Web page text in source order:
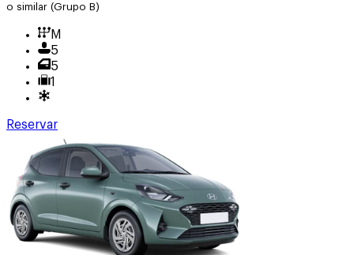
o similar (Grupo B)
M
5
5
1
Reservar